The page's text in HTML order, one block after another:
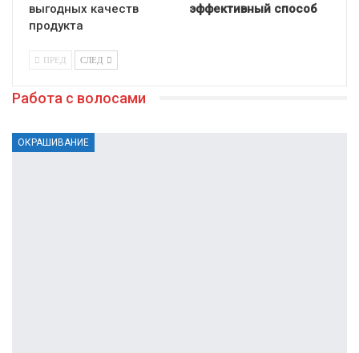
выгодных качеств
продукта
эффективный способ
ПРЕД СЛЕД
Работа с волосами
ОКРАШИВАНИЕ